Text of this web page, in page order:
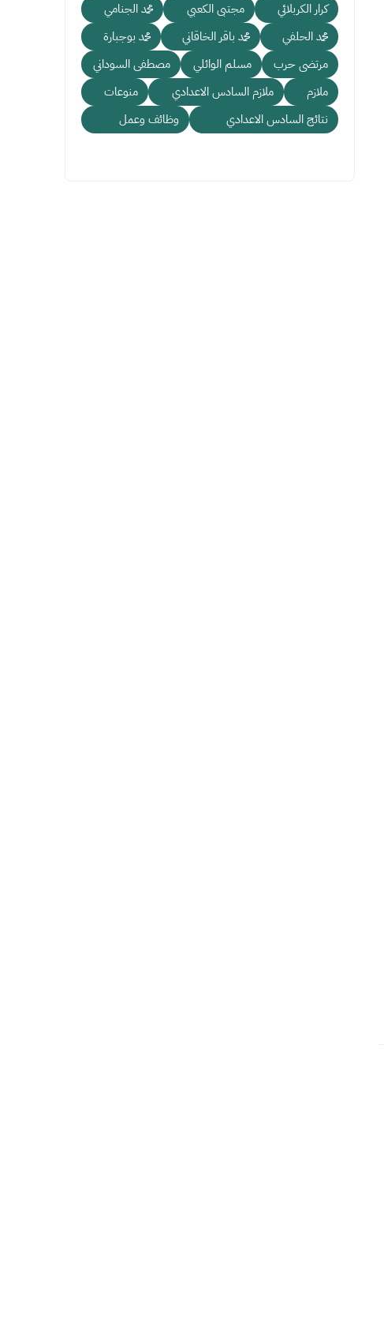
كرار الكربلائي
مجتبى الكعبي
محمد الجنامي
محمد الحلفي
محمد باقر الخاقاني
محمد بوجبارة
مرتضى حرب
مسلم الوائلي
مصطفى السوداني
ملازم
ملازم السادس الاعدادي
منوعات
نتائج السادس الاعدادي
وظائف وعمل